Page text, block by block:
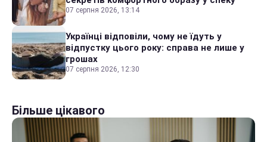
07 серпня 2026, 13:14
Українці відповіли, чому не їдуть у
відпустку цього року: справа не лише у
грошах
07 серпня 2026, 12:30
Більше цікавого